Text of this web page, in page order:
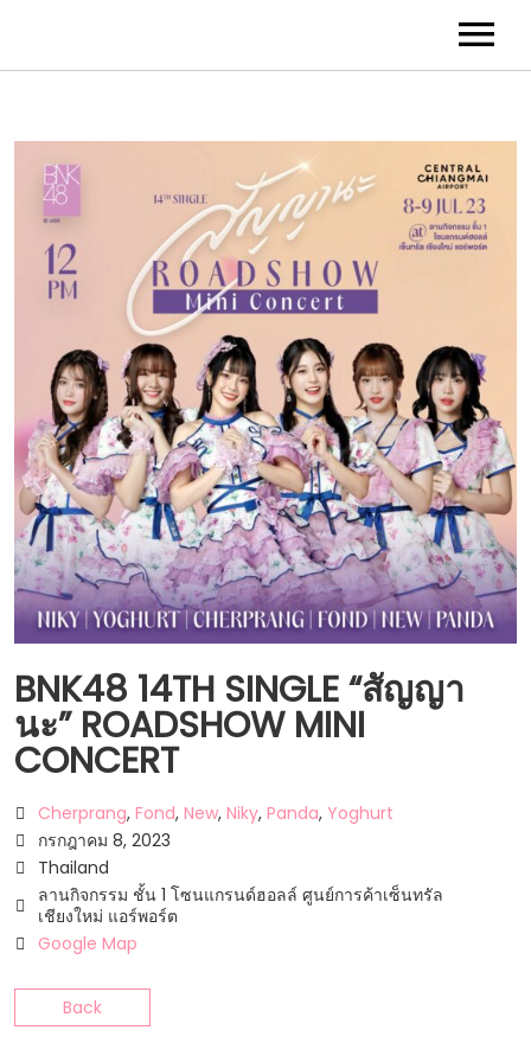
BNK48 14TH SINGLE “สัญญา
นะ” ROADSHOW MINI
CONCERT
Cherprang, Fond, New, Niky, Panda, Yoghurt
กรกฎาคม 8, 2023
Thailand
ลานกิจกรรม ชั้น 1 โซนแกรนด์ฮอลล์ ศูนย์การค้าเซ็นทรัล
เชียงใหม่ แอร์พอร์ต
Google Map
Back